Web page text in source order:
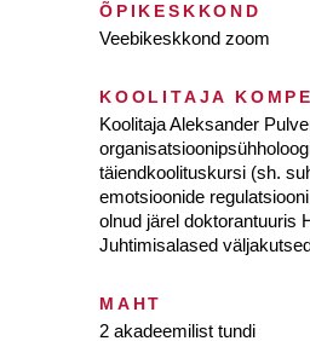
ÕPIKESKKOND
Veebikeskkond zoom
KOOLITAJA
Koolitaja Aleksander
täiendkoolituskursi (sh.
emotsioonide
olnud järel doktorantuuris
Juhtimisalased
MAHT
2 akadeemilist tundi